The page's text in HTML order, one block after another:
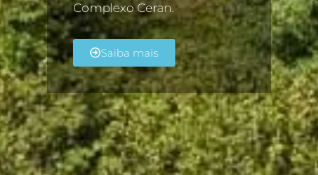
Complexo Ceran.
Saiba mais